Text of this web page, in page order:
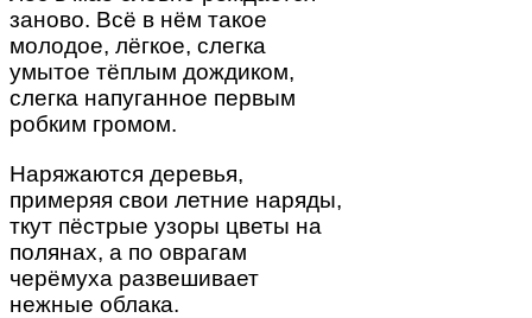
заново. Всё в нём такое
молодое, лёгкое, слегка
умытое тёплым дождиком,
слегка напуганное первым
робким громом.
Наряжаются деревья,
примеряя свои летние наряды,
ткут пёстрые узоры цветы на
полянах, а по оврагам
черёмуха развешивает
нежные облака.